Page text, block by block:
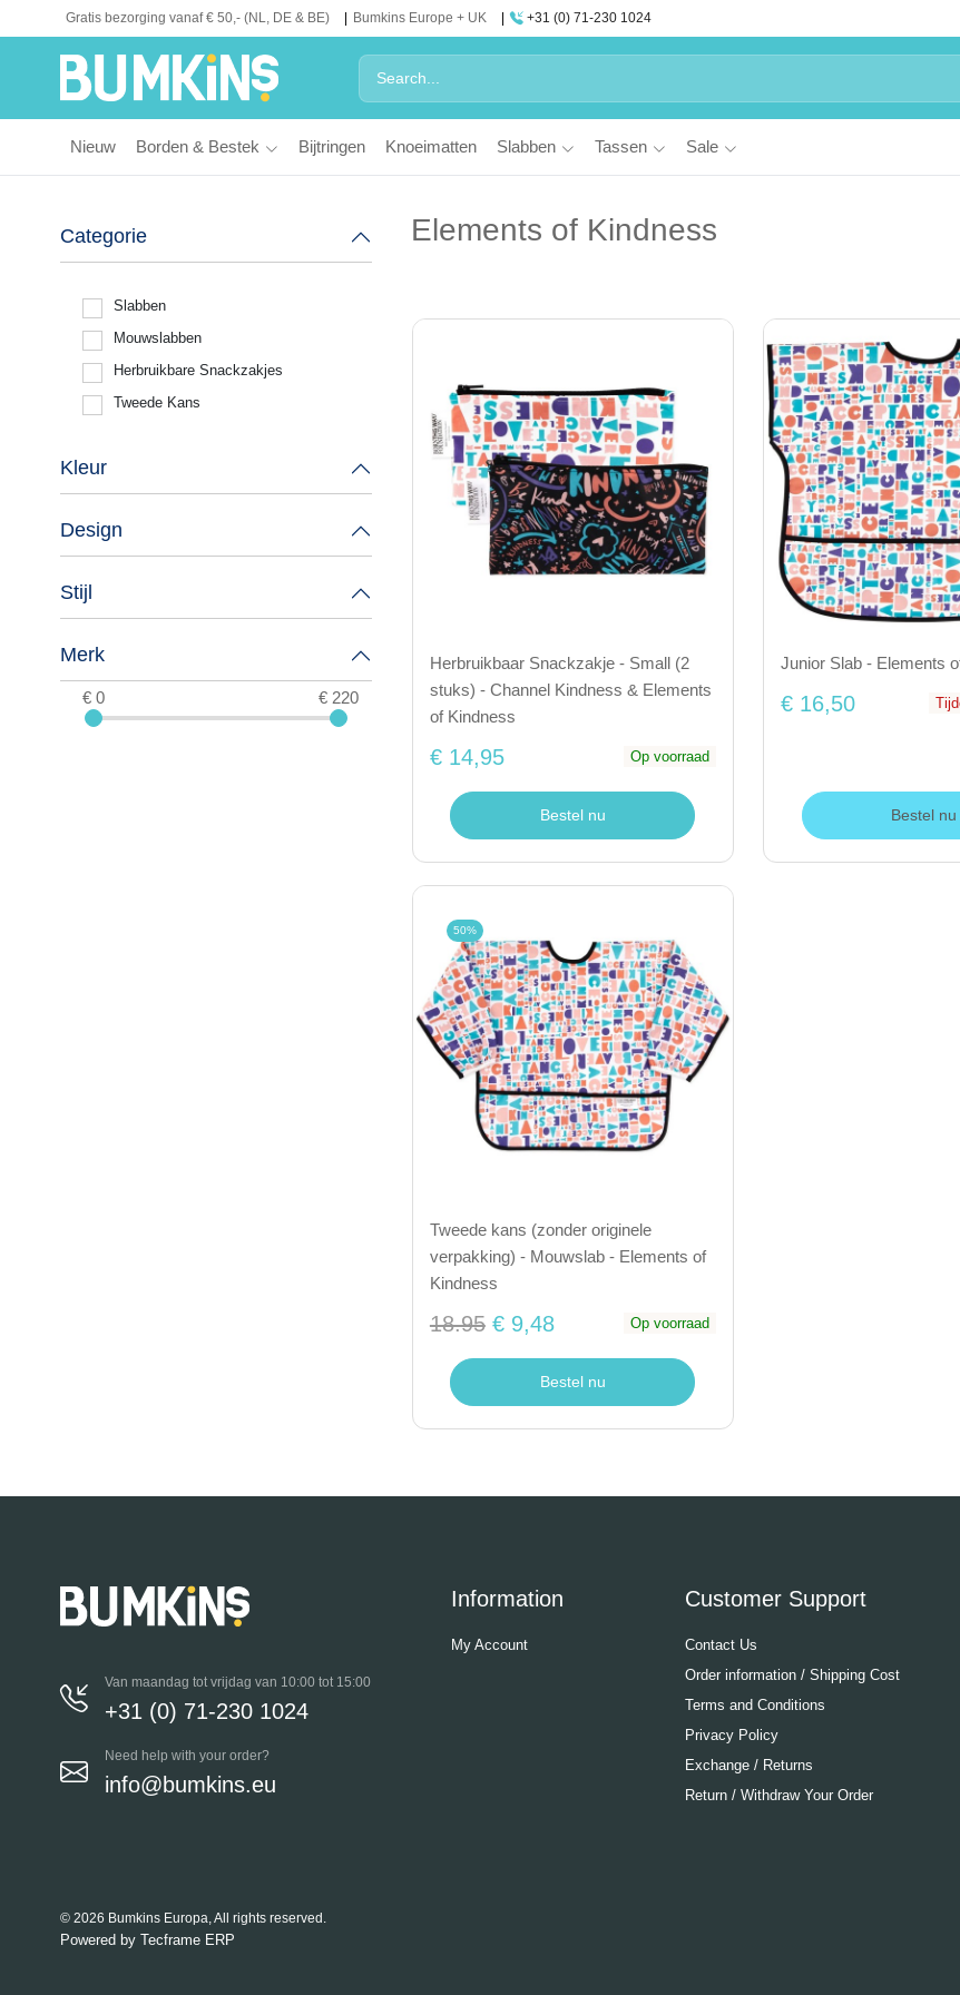
Gratis bezorging vanaf € 50,- (NL, DE & BE) Bumkins Europe + UK +31 (0) 71-230 1024
Nieuw Borden & Bestek Bijtringen Knoeimatten Slabben Tassen Sale
Categorie
Slabben
Mouwslabben
Herbruikbare Snackzakjes
Tweede Kans
Kleur
Design
Stijl
Merk
€ 0 € 220
Elements of Kindness
Herbruikbaar Snackzakje - Small (2
stuks) - Channel Kindness & Elements
of Kindness
€ 14,95 Op voorraad
Bestel nu
Junior Slab - Elements
€ 16,50
Bestel nu
50%
Tweede kans (zonder originele
verpakking) - Mouwslab - Elements of
Kindness
18.95 € 9,48 Op voorraad
Bestel nu
Van maandag tot vrijdag van 10:00 tot 15:00
+31 (0) 71-230 1024
Need help with your order?
info@bumkins.eu
Information
My Account
Customer Support
Contact Us
Order information / Shipping Cost
Terms and Conditions
Privacy Policy
Exchange / Returns
Return / Withdraw Your Order
© 2026 Bumkins Europa, All rights reserved.
Powered by Tecframe ERP